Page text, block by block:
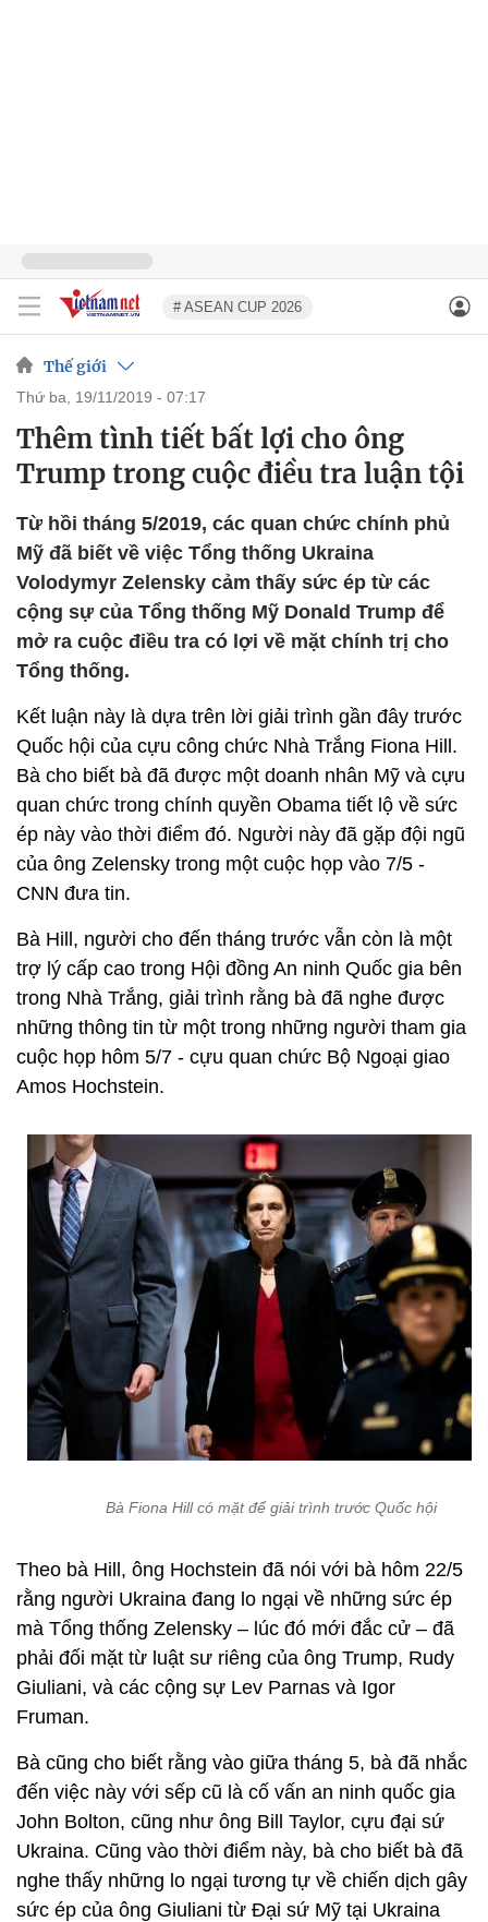
# ASEAN CUP 2026
Thế giới
thứ ba, 19/11/2019 - 07:17
Thêm tình tiết bất lợi cho ông
Trump trong cuộc điều tra luận tội
Từ hồi tháng 5/2019, các quan chức chính phủ
Mỹ đã biết về việc Tổng thống Ukraina
Volodymyr Zelensky cảm thấy sức ép từ các
cộng sự của Tổng thống Mỹ Donald Trump để
mở ra cuộc điều tra có lợi về mặt chính trị cho
Tổng thống.
Kết luận này là dựa trên lời giải trình gần đây trước
Quốc hội của cựu công chức Nhà Trắng Fiona Hill.
Bà cho biết bà đã được một doanh nhân Mỹ và cựu
quan chức trong chính quyền Obama tiết lộ về sức
ép này vào thời điểm đó. Người này đã gặp đội ngũ
của ông Zelensky trong một cuộc họp vào 7/5 -
CNN đưa tin.
Bà Hill, người cho đến tháng trước vẫn còn là một
trợ lý cấp cao trong Hội đồng An ninh Quốc gia bên
trong Nhà Trắng, giải trình rằng bà đã nghe được
những thông tin từ một trong những người tham gia
cuộc họp hôm 5/7 - cựu quan chức Bộ Ngoại giao
Amos Hochstein.
Bà Fiona Hill có mặt để giải trình trước Quốc hội
Theo bà Hill, ông Hochstein đã nói với bà hôm 22/5
rằng người Ukraina đang lo ngại về những sức ép
mà Tổng thống Zelensky – lúc đó mới đắc cử – đã
phải đối mặt từ luật sư riêng của ông Trump, Rudy
Giuliani, và các cộng sự Lev Parnas và Igor
Fruman.
Bà cũng cho biết rằng vào giữa tháng 5, bà đã nhắc
đến việc này với sếp cũ là cố vấn an ninh quốc gia
John Bolton, cũng như ông Bill Taylor, cựu đại sứ
Ukraina. Cũng vào thời điểm này, bà cho biết bà đã
nghe thấy những lo ngại tương tự về chiến dịch gây
sức ép của ông Giuliani từ Đại sứ Mỹ tại Ukraina